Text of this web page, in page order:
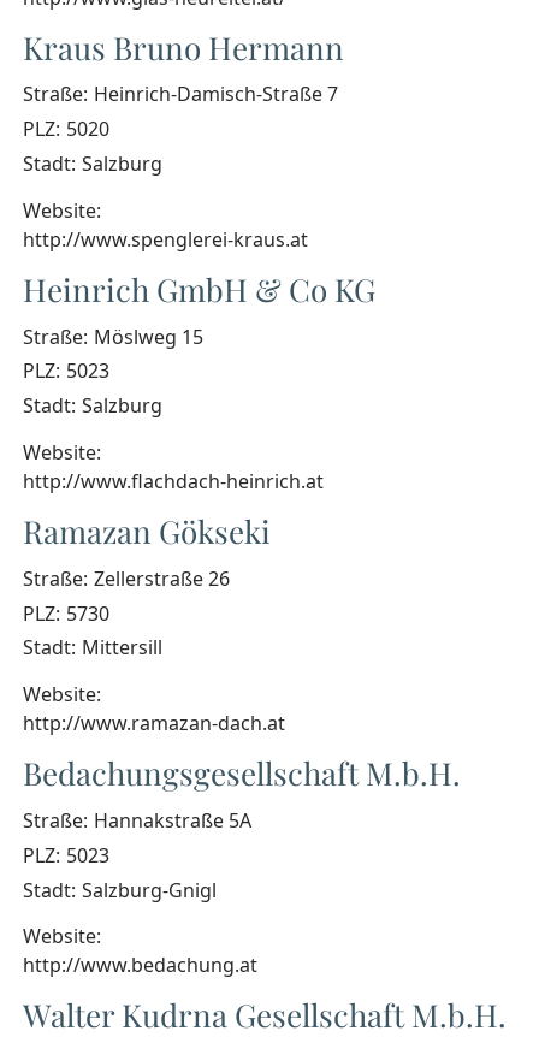
Kraus Bruno Hermann
Straße: Heinrich-Damisch-Straße 7
PLZ: 5020
Stadt: Salzburg
Website:
http://www.spenglerei-kraus.at
Heinrich GmbH & Co KG
Straße: Möslweg 15
PLZ: 5023
Stadt: Salzburg
Website:
http://www.flachdach-heinrich.at
Ramazan Gökseki
Straße: Zellerstraße 26
PLZ: 5730
Stadt: Mittersill
Website:
http://www.ramazan-dach.at
Bedachungsgesellschaft M.b.H.
Straße: Hannakstraße 5A
PLZ: 5023
Stadt: Salzburg-Gnigl
Website:
http://www.bedachung.at
Walter Kudrna Gesellschaft M.b.H.